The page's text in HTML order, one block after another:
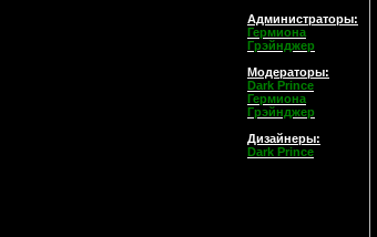
Администраторы:
Гермиона
Грэйнджер
Модераторы:
Dark Prince
Гермиона
Грэйнджер
Дизайнеры:
Dark Prince